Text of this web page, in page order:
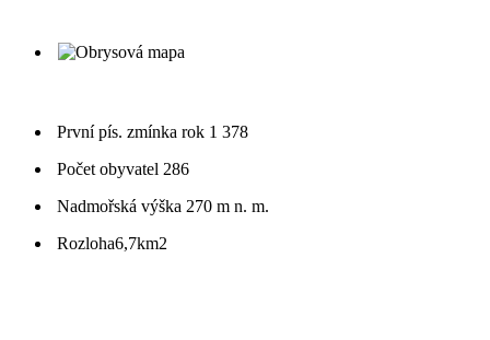
První pís. zmínka rok 1 378
Počet obyvatel 286
Nadmořská výška 270 m n. m.
Rozloha6,7km2